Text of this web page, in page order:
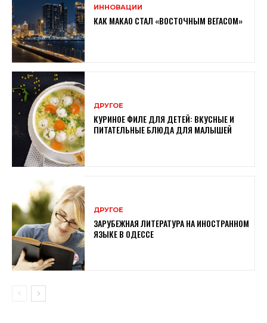
ИННОВАЦИИ
КАК МАКАО СТАЛ «ВОСТОЧНЫМ ВЕГАСОМ»
ДРУГОЕ
КУРИНОЕ ФИЛЕ ДЛЯ ДЕТЕЙ: ВКУСНЫЕ И
ПИТАТЕЛЬНЫЕ БЛЮДА ДЛЯ МАЛЫШЕЙ
ДРУГОЕ
ЗАРУБЕЖНАЯ ЛИТЕРАТУРА НА ИНОСТРАННОМ
ЯЗЫКЕ В ОДЕССЕ